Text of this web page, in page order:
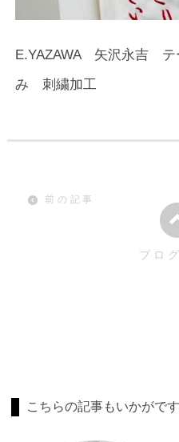
E.YAZAWA 矢沢永吉 テ
み 刺繍加工
前の記事
ブロ
こちらの記事もいかがで